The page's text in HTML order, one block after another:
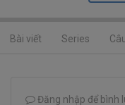
Bài viết Series
Đăng nhập để bình